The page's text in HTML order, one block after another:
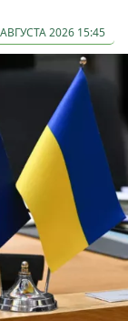
2026 15:45